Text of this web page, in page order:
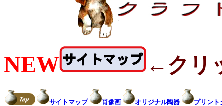
NEW ←クリ
サイトマップ 肖像画 オリジナル陶器 プリント